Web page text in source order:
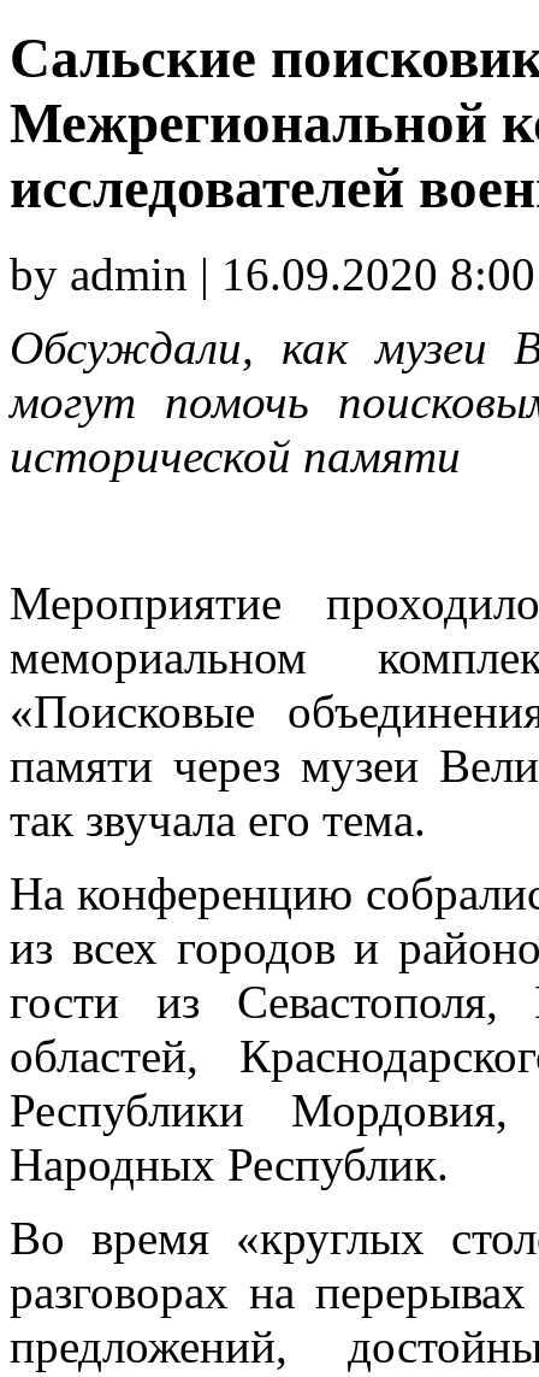
Сальские
Межрегиональной
исследователей
by admin | 16.09.2020
Обсуждали, как музеи
могут помочь
исторической памяти
Мероприятие
мемориальном
«Поисковые
памяти через музеи
так звучала его тема.
На конференцию
из всех городов и
гости из Севастополя,
областей,
Республики
Народных Республик.
Во время «круглых
разговорах на
предложений,